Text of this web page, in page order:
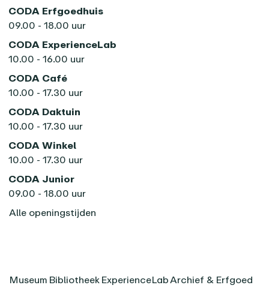
CODA Erfgoedhuis
09.00 - 18.00 uur
CODA ExperienceLab
10.00 - 16.00 uur
CODA Café
10.00 - 17.30 uur
CODA Daktuin
10.00 - 17.30 uur
CODA Winkel
10.00 - 17.30 uur
CODA Junior
09.00 - 18.00 uur
Alle openingstijden
Museum Bibliotheek ExperienceLabArchief & Erfgoed